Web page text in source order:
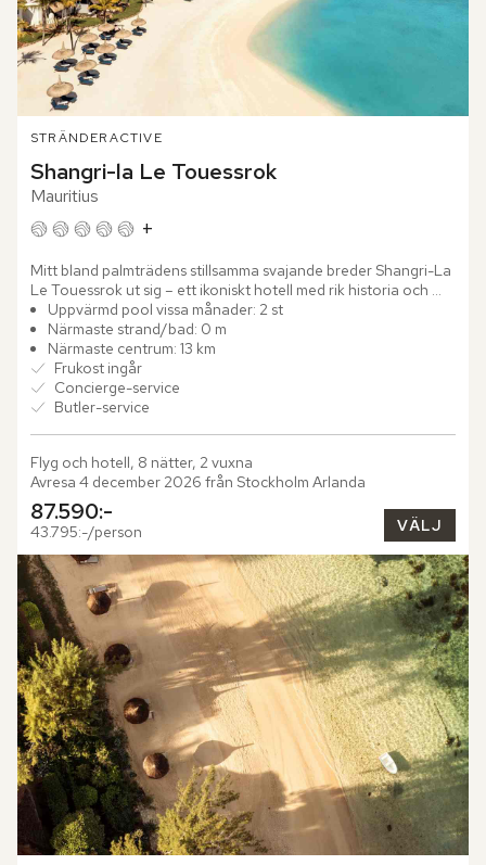
STRÄNDERACTIVE
Shangri-la Le Touessrok
Mauritius
+
Mitt bland palmträdens stillsamma svajande breder Shangri-La
Le Touessrok ut sig – ett ikoniskt hotell med rik historia och
samtida, lyxig design. På Mauritius östkust, nära den...
Uppvärmd pool vissa månader: 2 st
Närmaste strand/bad: 0 m
Närmaste centrum: 13 km
Frukost ingår
Concierge-service
Butler-service
Flyg och hotell, 8 nätter, 2 vuxna
Avresa 4 december 2026 från Stockholm Arlanda
87.590:-
43.795:-/person VÄLJ